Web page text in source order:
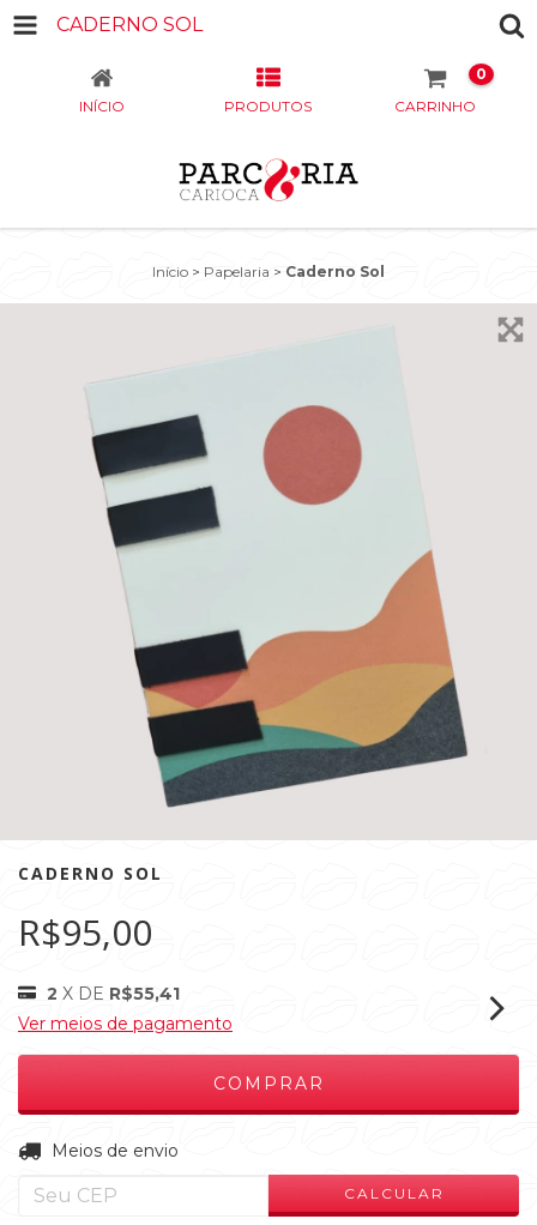
CADERNO SOL
INÍCIO PRODUTOS CARRINHO
0
Início > Papelaria > Caderno Sol
CADERNO SOL
R$95,00
2 X DE R$55,41
Ver meios de pagamento
Entregas para o CEP:
Meios de envio
CALCULAR